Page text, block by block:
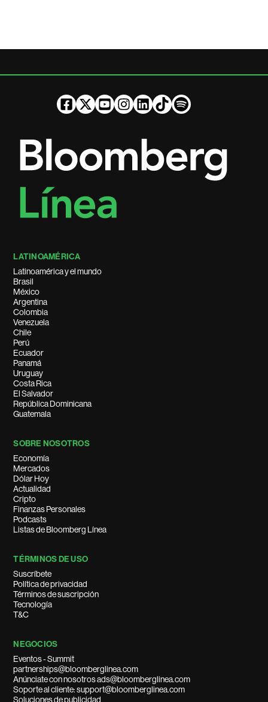
LATINOAMÉRICA
Latinoamérica y el mundo
Brasil
México
Argentina
Colombia
Venezuela
Chile
Perú
Ecuador
Panamá
Uruguay
Costa Rica
El Salvador
República Dominicana
Guatemala
SOBRE NOSOTROS
Economía
Mercados
Dólar Hoy
Actualidad
Cripto
Finanzas Personales
Podcasts
Listas de Bloomberg Línea
TÉRMINOS DE USO
Suscríbete
Política de privacidad
Términos de suscripción
Tecnología
T&C
NEGOCIOS
Eventos - Summit
partnerships@bloomberglinea.com
Anúnciate con nosotros ads@bloomberglinea.com
Soporte al cliente: support@bloomberglinea.com
Soluciones de publicidad